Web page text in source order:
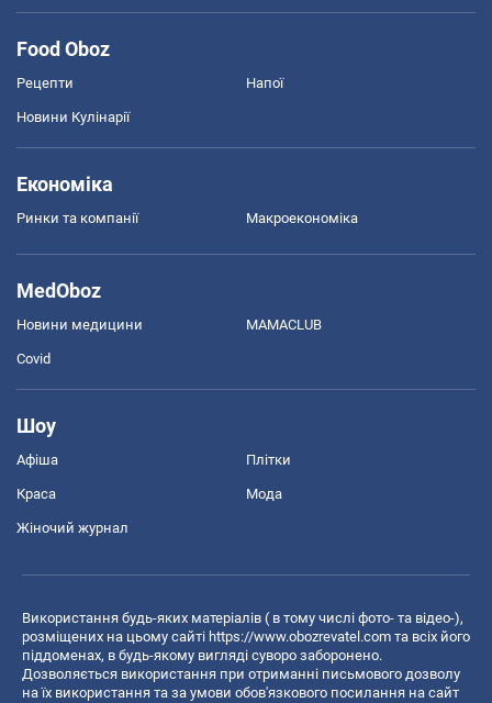
Food Oboz
Рецепти Напої
Новини Кулінарії
Економіка
Ринки та компанії Макроекономіка
MedOboz
Новини медицини MAMACLUB
Covid
Шоу
Афіша Плітки
Краса Мода
Жіночий журнал
Використання будь-яких матеріалів ( в тому числі фото- та відео-),
розміщених на цьому сайті https://www.obozrevatel.com та всіх його
піддоменах, в будь-якому вигляді суворо заборонено.
Дозволяється використання при отриманні письмового дозволу
на їх використання та за умови обов'язкового посилання на сайт